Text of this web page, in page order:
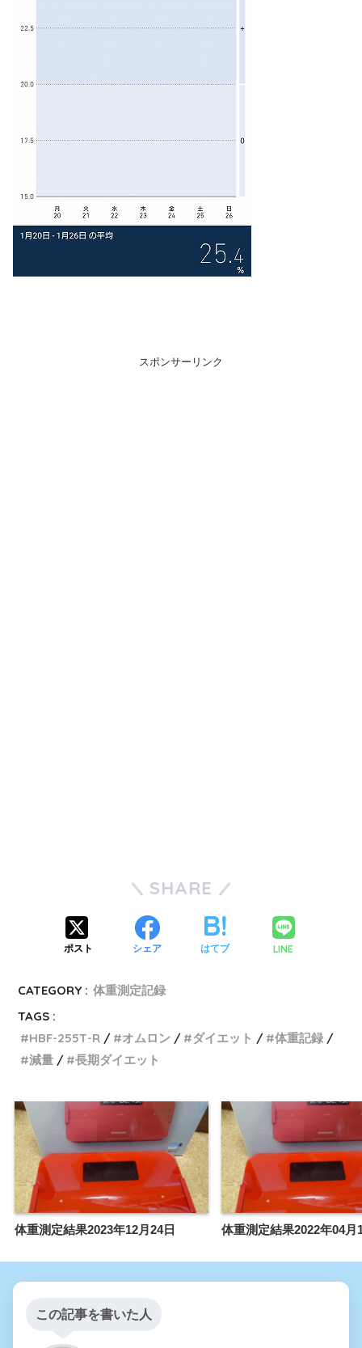
スポンサーリンク
SHARE
ポスト シェア はてブ LINE
CATEGORY : 体重測定記録
TAGS :
HBF-255T-R
オムロン ダイエット
体重記録
減量
長期ダイエット
体重測定結果2023年12月24日 体重測定結果2022年04月
この記事を書いた人